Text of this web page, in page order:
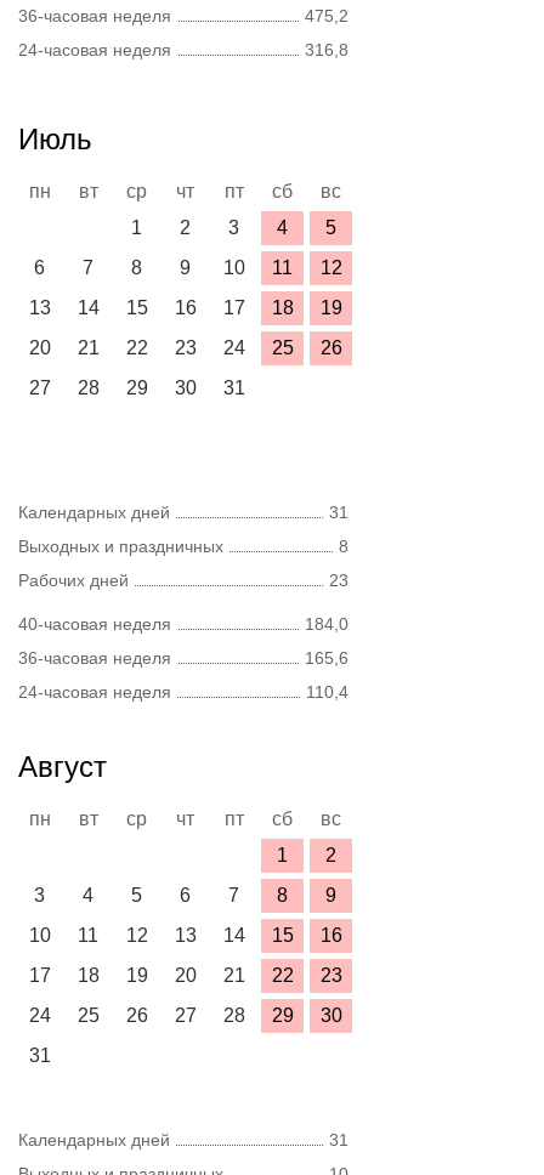
36-часовая неделя
475,2
24-часовая неделя
316,8
Июль
пн вт ср чт пт сб
вс
1
2 3 4
5
6
7 8 9 10 11
12
13
14 15 16 17 18
19
20
21 22 23 24 25
26
27
28 29 30 31
Календарных дней
31
Выходных и праздничных
8
Рабочих дней
23
40-часовая неделя
184,0
36-часовая неделя
165,6
24-часовая неделя
110,4
Август
пн вт ср чт пт сб
вс
1
2
3
4 5 6 7 8
9
10
11 12 13 14 15
16
17
18 19 20 21 22
23
24
25 26 27 28 29
30
31
Календарных дней
31